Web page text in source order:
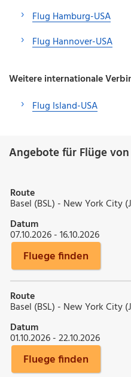
Flug Hamburg-USA
Flug Hannover-USA
Weitere internationale
Flug Island-USA
Angebote für Flüge von
Route
Basel (BSL) - New York City
Datum
07.10.2026 - 16.10.2026
Fluege finden
Route
Basel (BSL) - New York City
Datum
01.10.2026 - 22.10.2026
Fluege finden